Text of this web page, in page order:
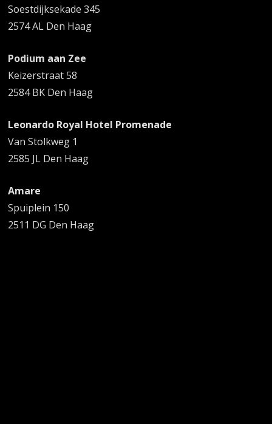
Soestdijksekade 345
2574 AL Den Haag
Podium aan Zee
Keizerstraat 58
2584 BK Den Haag
Leonardo Royal Hotel Promenade
Van Stolkweg 1
2585 JL Den Haag
Amare
Spuiplein 150
2511 DG Den Haag